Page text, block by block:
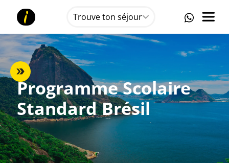
Trouve ton séjour
Programme Scolaire
Standard Brésil